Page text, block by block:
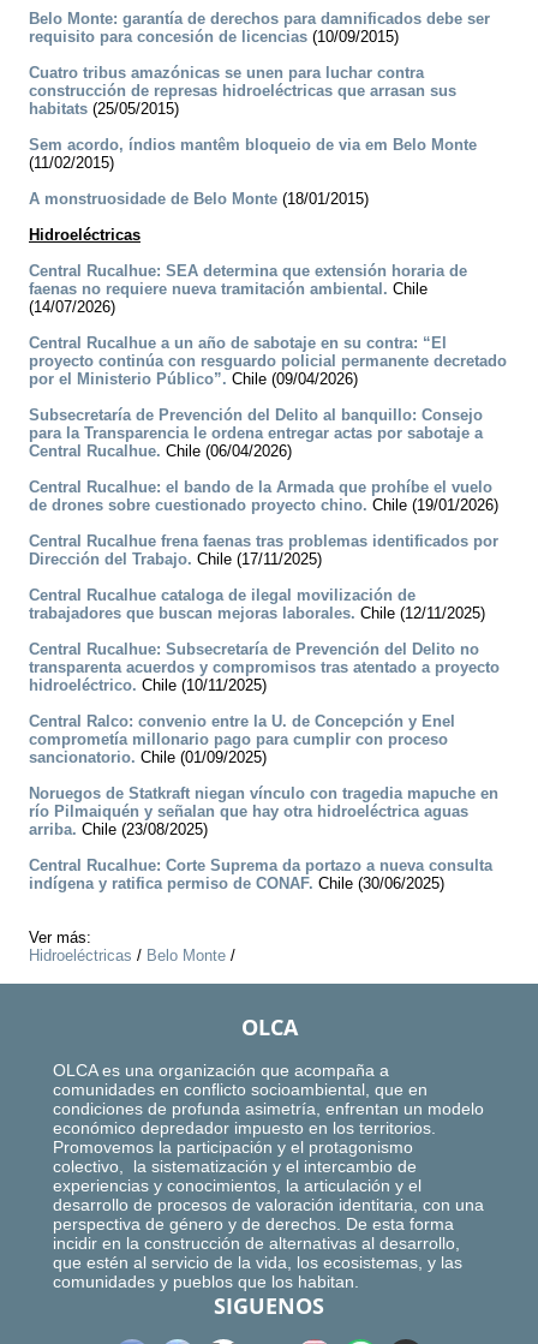
Belo Monte: garantía de derechos para damnificados debe ser
requisito para concesión de licencias (10/09/2015)
Cuatro tribus amazónicas se unen para luchar contra
construcción de represas hidroeléctricas que arrasan sus
habitats (25/05/2015)
Sem acordo, índios mantêm bloqueio de via em Belo Monte
(11/02/2015)
A monstruosidade de Belo Monte (18/01/2015)
Hidroeléctricas
Central Rucalhue: SEA determina que extensión horaria de
faenas no requiere nueva tramitación ambiental. Chile
(14/07/2026)
Central Rucalhue a un año de sabotaje en su contra: “El
proyecto continúa con resguardo policial permanente decretado
por el Ministerio Público”. Chile (09/04/2026)
Subsecretaría de Prevención del Delito al banquillo: Consejo
para la Transparencia le ordena entregar actas por sabotaje a
Central Rucalhue. Chile (06/04/2026)
Central Rucalhue: el bando de la Armada que prohíbe el vuelo
de drones sobre cuestionado proyecto chino. Chile (19/01/2026)
Central Rucalhue frena faenas tras problemas identificados por
Dirección del Trabajo. Chile (17/11/2025)
Central Rucalhue cataloga de ilegal movilización de
trabajadores que buscan mejoras laborales. Chile (12/11/2025)
Central Rucalhue: Subsecretaría de Prevención del Delito no
transparenta acuerdos y compromisos tras atentado a proyecto
hidroeléctrico. Chile (10/11/2025)
Central Ralco: convenio entre la U. de Concepción y Enel
comprometía millonario pago para cumplir con proceso
sancionatorio. Chile (01/09/2025)
Noruegos de Statkraft niegan vínculo con tragedia mapuche en
río Pilmaiquén y señalan que hay otra hidroeléctrica aguas
arriba. Chile (23/08/2025)
Central Rucalhue: Corte Suprema da portazo a nueva consulta
indígena y ratifica permiso de CONAF. Chile (30/06/2025)
Ver más:
Hidroeléctricas / Belo Monte /
OLCA
OLCA es una organización que acompaña a
comunidades en conflicto socioambiental, que en
condiciones de profunda asimetría, enfrentan un modelo
económico depredador impuesto en los territorios.
Promovemos la participación y el protagonismo
colectivo, la sistematización y el intercambio de
experiencias y conocimientos, la articulación y el
desarrollo de procesos de valoración identitaria, con una
perspectiva de género y de derechos. De esta forma
incidir en la construcción de alternativas al desarrollo,
que estén al servicio de la vida, los ecosistemas, y las
comunidades y pueblos que los habitan.
SIGUENOS